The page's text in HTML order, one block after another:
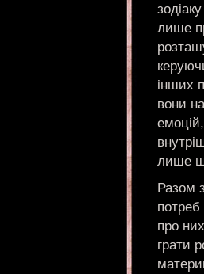
лише
інших
вони
лише
Разом
про
грати